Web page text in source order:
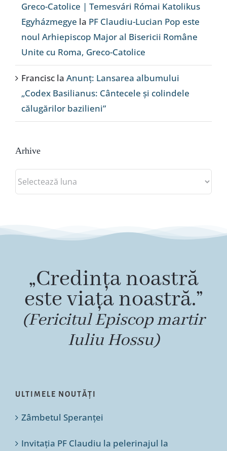
Greco-Catolice | Temesvári Római Katolikus
Egyházmegye la PF Claudiu-Lucian Pop este
noul Arhiepiscop Major al Bisericii Române
Unite cu Roma, Greco-Catolice
Francisc la Anunț: Lansarea albumului
„Codex Basilianus: Cântecele și colindele
călugărilor bazilieni”
Arhive
Arhive
„Credința noastră
este viața noastră.”
(Fericitul Episcop martir
Iuliu Hossu)
ULTIMELE NOUTĂȚI
Zâmbetul Speranței
Invitația PF Claudiu la pelerinajul la